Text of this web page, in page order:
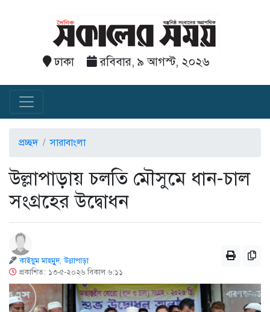
ঢাকা রবিবার, ৯ আগস্ট, ২০২৬
প্রচ্ছদ সারাবাংলা
উল্লাপাড়ায় চলতি মৌসুমে ধান-চাল
সংগ্রহের উদ্বোধন
কাইয়ুম মাহমুূদ, উল্লাপাড়া
প্রকাশিত: ১৩-৫-২০২৬ বিকাল ৬:১১